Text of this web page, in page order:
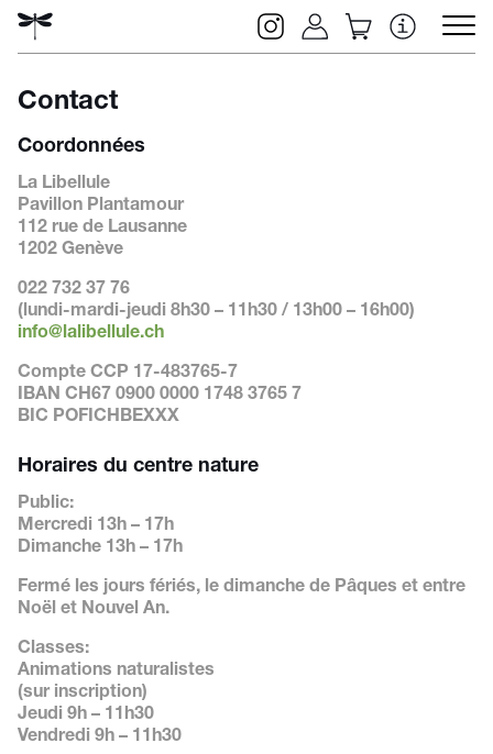
Contact
Coordonnées
La Libellule
Pavillon Plantamour
112 rue de Lausanne
1202 Genève
022 732 37 76
(lundi-mardi-jeudi 8h30 – 11h30 / 13h00 – 16h00)
info@lalibellule.ch
Compte CCP 17-483765-7
IBAN CH67 0900 0000 1748 3765 7
BIC POFICHBEXXX
Horaires du centre nature
Public:
Mercredi 13h – 17h
Dimanche 13h – 17h
Fermé les jours fériés, le dimanche de Pâques et entre
Noël et Nouvel An.
Classes:
Animations naturalistes
(sur inscription)
Jeudi 9h – 11h30
Vendredi 9h – 11h30